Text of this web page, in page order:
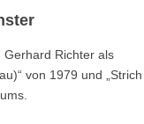
Gerhard Richter als
von 1979 und